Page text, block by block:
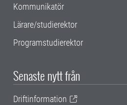
Kommunikatör
Lärare/studierektor
Programstudierektor
Senaste nytt från
Driftinformation